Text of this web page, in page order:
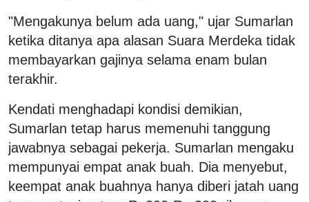
"Mengakunya belum ada uang," ujar Sumarlan
ketika ditanya apa alasan Suara Merdeka tidak
membayarkan gajinya selama enam bulan
terakhir.
Kendati menghadapi kondisi demikian,
Sumarlan tetap harus memenuhi tanggung
jawabnya sebagai pekerja. Sumarlan mengaku
mempunyai empat anak buah. Dia menyebut,
keempat anak buahnya hanya diberi jatah uang